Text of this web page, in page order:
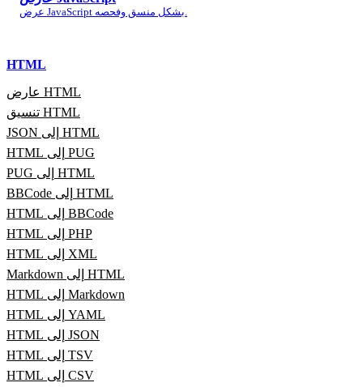
HTML
عارض HTML
تنسيق HTML
JSON إلى HTML
HTML إلى PUG
PUG إلى HTML
BBCode إلى HTML
HTML إلى BBCode
HTML إلى PHP
HTML إلى XML
Markdown إلى HTML
HTML إلى Markdown
HTML إلى YAML
HTML إلى JSON
HTML إلى TSV
HTML إلى CSV